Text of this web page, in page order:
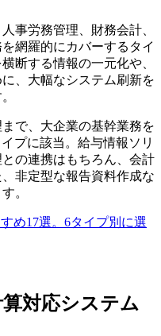
事労務管理、財務会計、
網羅的にカバーするタイ
断する情報の一元化や、
、大幅なシステム刷新を
で、大企業の基幹業務を
プに該当。給与情報ソリ
の連携はもちろん、会計
非定型な報告資料作成な
。
め17選。6タイプ別に選
対応システム